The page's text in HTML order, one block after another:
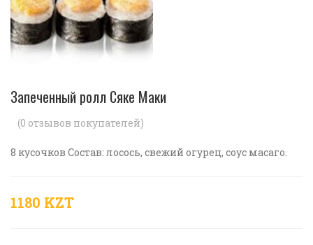
Запеченный ролл Сяке Маки
(0 отзывов покупателей)
8 кусочков Состав: лосось, свежий огурец, соус масаго.
1180 KZT